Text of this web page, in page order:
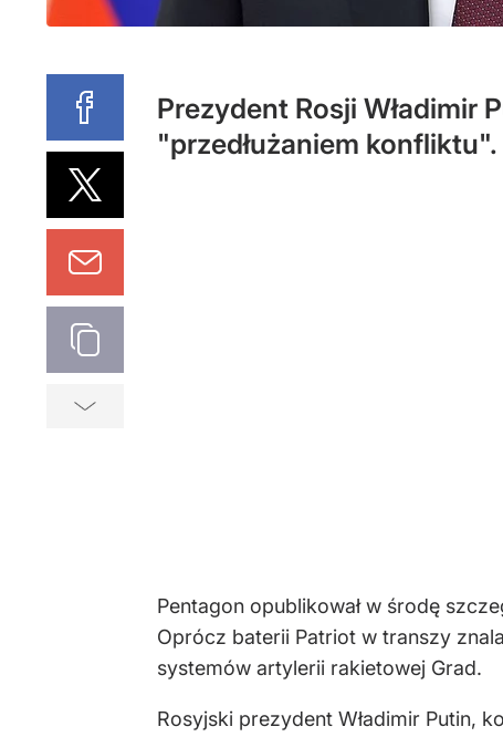
Prezydent Rosji Władimir
"przedłużaniem konfliktu".
Pentagon opublikował w środę
Oprócz baterii Patriot w transzy
systemów artylerii rakietowej Grad.
Rosyjski prezydent Władimir Putin,